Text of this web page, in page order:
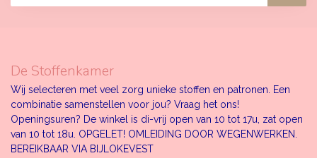
De Stoffenkamer
Wij selecteren met veel zorg unieke stoffen en patronen. Een
combinatie samenstellen voor jou? Vraag het ons!
Openingsuren? De winkel is di-vrij open van 10 tot 17u, zat open
van 10 tot 18u. OPGELET! OMLEIDING DOOR WEGENWERKEN.
BEREIKBAAR VIA BIJLOKEVEST